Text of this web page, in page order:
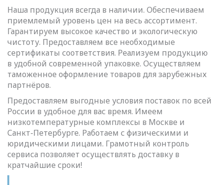
Наша продукция всегда в наличии. Обеспечиваем
приемлемый уровень цен на весь ассортимент.
Гарантируем высокое качество и экологическую
чистоту. Предоставляем все необходимые
сертификаты соответствия. Реализуем продукцию
в удобной современной упаковке. Осуществляем
таможенное оформление товаров для зарубежных
партнёров.
Предоставляем выгодные условия поставок по всей
России в удобное для вас время. Имеем
низкотемпературные комплексы в Москве и
Санкт-Петербурге. Работаем с физическими и
юридическими лицами. Грамотный контроль
сервиса позволяет осуществлять доставку в
кратчайшие сроки!